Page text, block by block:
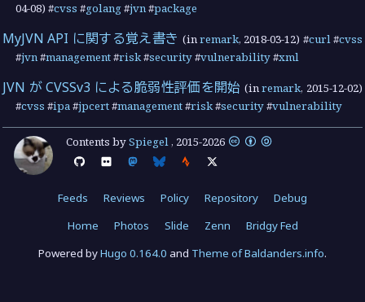
04-08) #cvss #golang#jvn#package
MyJVN API に関する覚え書き (inremark, 2018-03-12) #curl#cvss
#jvn#management#risk#security#vulnerability#xml
JVN が CVSSv3 による脆弱性評価を開始 (inremark, 2015-12-02)
#cvss #ipa#jpcert#management#risk#security#vulnerability
Contents bySpiegel, 2015-2026
Feeds Reviews Policy Repository
Debug
Home
Photos Slide Zenn
Bridgy Fed
Powered byHugo 0.164.0 and Theme of Baldanders.info.